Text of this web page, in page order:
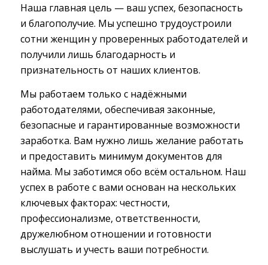
Наша главная цель — ваш успех, безопасность
и благополучие. Мы успешно трудоустроили
сотни женщин у проверенных работодателей и
получили лишь благодарность и
признательность от наших клиентов.
Мы работаем только с надёжными
работодателями, обеспечивая законные,
безопасные и гарантированные возможности
заработка. Вам нужно лишь желание работать
и предоставить минимум документов для
найма. Мы заботимся обо всём остальном. Наш
успех в работе с вами основан на нескольких
ключевых факторах: честности,
профессионализме, ответственности,
дружелюбном отношении и готовности
выслушать и учесть ваши потребности.